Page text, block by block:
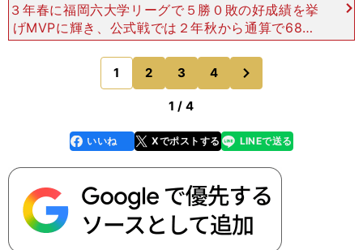
３年春に福岡六大学リーグで５勝０敗の好成績を挙
げMVPに輝き、公式戦では２年秋から通算で68イ
ニング無失点と無敵を誇った。３年春・秋にはベス
トナインにも選出され、４年春前に行なわれたソフ
トバンク三軍と
1 2 3 4
のページへ
1 / 4
faceboo
k
いいね Xでポストする
line LINEで送る